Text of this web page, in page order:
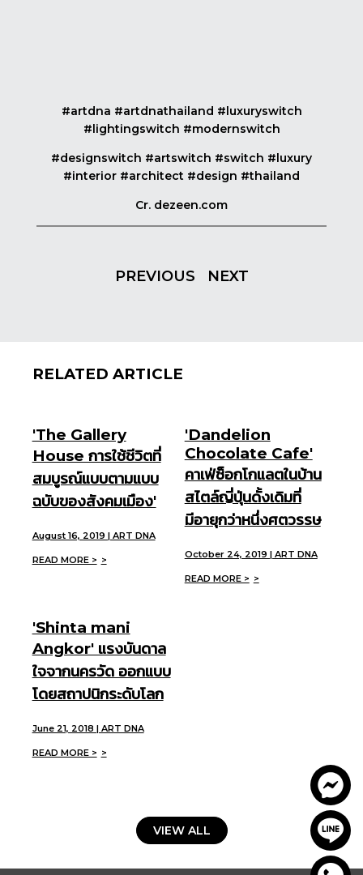
#artdna #artdnathailand #luxuryswitch
#lightingswitch #modernswitch
#designswitch #artswitch #switch #luxury
#interior #architect #design #thailand
Cr. dezeen.com
PREVIOUS NEXT
RELATED ARTICLE
'The Gallery
House การใช้ชีวิตที่
สมบูรณ์แบบตามแบบ
ฉบับของสังคมเมือง'
August 16, 2019 | ART DNA
READ MORE >
'Dandelion
Chocolate Cafe'
คาเฟ่ซ็อกโกแลตในบ้าน
สไตล์ญี่ปุ่นดั้งเดิมที่
มีอายุกว่าหนึ่งศตวรรษ
October 24, 2019 | ART DNA
READ MORE >
'Shinta mani
Angkor' แรงบันดาล
ใจจากนครวัด ออกแบบ
โดยสถาปนิกระดับโลก
June 21, 2018 | ART DNA
READ MORE >
VIEW ALL